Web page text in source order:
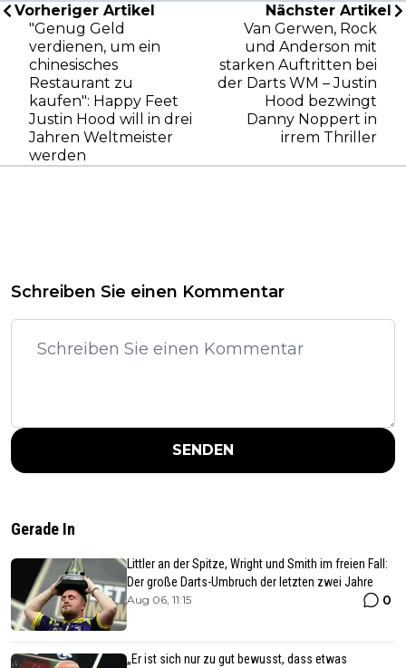
Vorheriger Artikel
"Genug Geld
verdienen, um ein
chinesisches
Restaurant zu
kaufen": Happy Feet
Justin Hood will in drei
Jahren Weltmeister
werden
Nächster Artikel
Van Gerwen, Rock
und Anderson mit
starken Auftritten bei
der Darts WM – Justin
Hood bezwingt
Danny Noppert in
irrem Thriller
Schreiben Sie einen Kommentar
SENDEN
Gerade In
Littler an der Spitze, Wright und Smith im freien Fall:
Der große Darts-Umbruch der letzten zwei Jahre
Aug 06, 11:15 0
„Er ist sich nur zu gut bewusst, dass etwas